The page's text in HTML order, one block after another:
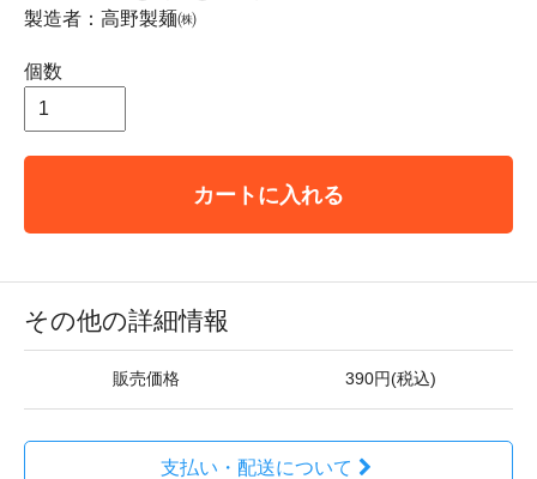
製造者：高野製麺㈱
個数
カートに入れる
その他の詳細情報
販売価格 390円(税込)
支払い・配送について